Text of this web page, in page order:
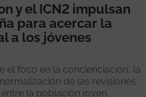
y el ICN2 impulsan
para acercar la
a los jóvenes
el foco en la concienciación, la
de las revisiones
la población joven.